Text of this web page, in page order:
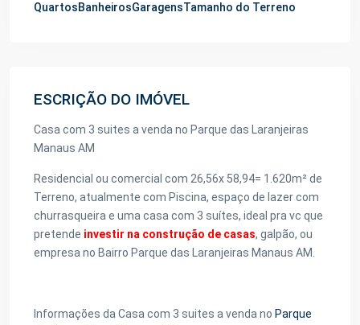
QuartosBanheirosGaragensTamanho do Terreno
ESCRIÇÃO DO IMÓVEL
Casa com 3 suites a venda no Parque das Laranjeiras
Manaus AM
Residencial ou comercial com 26,56x 58,94= 1.620m² de
Terreno, atualmente com Piscina, espaço de lazer com
churrasqueira e uma casa com 3 suítes, ideal pra vc que
pretende investir na construção de casas, galpão, ou
empresa no Bairro Parque das Laranjeiras Manaus AM.
Informações da Casa com 3 suites a venda no Parque